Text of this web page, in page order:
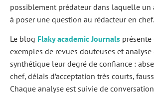
possiblement prédateur dans laquelle un
à poser une question au rédacteur en chef.
Le blog Flaky academic Journals
exemples de revues douteuses et analyse
synthétique leur degré de confiance :
chef, délais d’acceptation très courts,
Chaque analyse est suivie de